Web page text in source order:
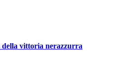
vittoria nerazzurra